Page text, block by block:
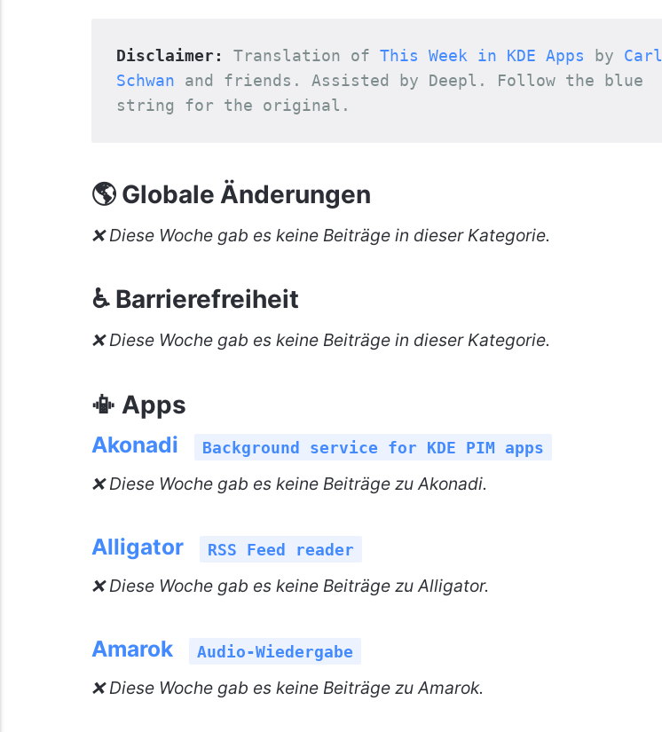
Disclaimer: Translation of This Week in KDE Apps by Carl
Schwan and friends. Assisted by Deepl . Follow the blue
string for the original.
🌎 Globale Änderungen
❌ Diese Woche gab es keine Beiträge in dieser Kategorie.
♿ Barrierefreiheit
❌ Diese Woche gab es keine Beiträge in dieser Kategorie.
📳 Apps
Akonadi Background service for KDE PIM apps
❌ Diese Woche gab es keine Beiträge zu Akonadi.
Alligator RSS Feed reader
❌ Diese Woche gab es keine Beiträge zu Alligator.
Amarok Audio-Wiedergabe
❌ Diese Woche gab es keine Beiträge zu Amarok.